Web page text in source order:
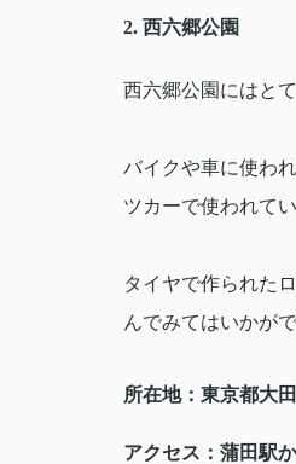
2. 西六郷公園
西六郷公園にはと
バイクや車に使わ
ツカーで使われて
タイヤで作られた
んでみてはいかが
所在地：東京都大
アクセス：蒲田駅